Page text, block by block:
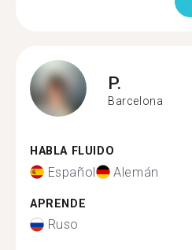
P.
Barcelona
HABLA FLUIDO
Español Alemán
APRENDE
Ruso